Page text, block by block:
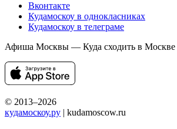
Вконтакте
Кудамоскоу в однокласниках
Кудамоскоу в телеграме
Афиша Москвы — Куда сходить в Москве
© 2013–2026
кудамоскоу.ру | kudamoscow.ru